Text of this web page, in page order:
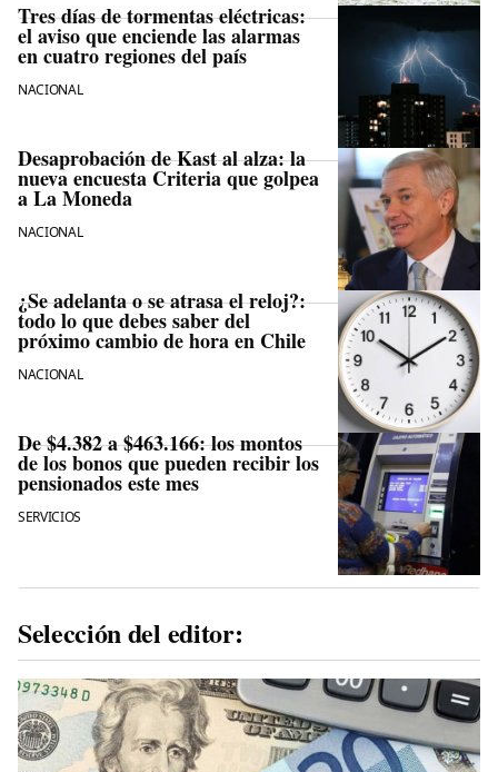
Tres días de tormentas eléctricas:
el aviso que enciende las alarmas
en cuatro regiones del país
NACIONAL
Desaprobación de Kast al alza: la
nueva encuesta Criteria que golpea
a La Moneda
NACIONAL
¿Se adelanta o se atrasa el reloj?:
todo lo que debes saber del
próximo cambio de hora en Chile
NACIONAL
De $4.382 a $463.166: los montos
de los bonos que pueden recibir los
pensionados este mes
SERVICIOS
Selección del editor: